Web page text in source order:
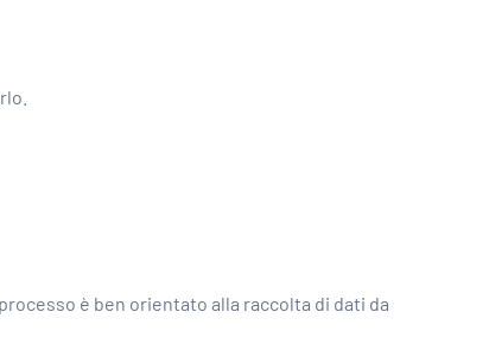
è ben orientato alla raccolta di dati da